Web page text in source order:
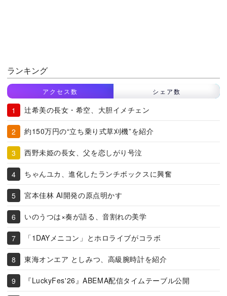
ランキング
アクセス数 シェア数
辻希美の長女・希空、大胆イメチェン
約150万円の“立ち乗り式草刈機”を紹介
西野未姫の長女、父を恋しがり号泣
ちゃんユカ、進化したランチボックスに興奮
宮本佳林 AI開発の原点明かす
いのうつは×奏が語る、音割れの美学
「1DAYメニコン」とホロライブがコラボ
東海オンエア としみつ、高級腕時計を紹介
『LuckyFes'26』ABEMA配信タイムテーブル公開